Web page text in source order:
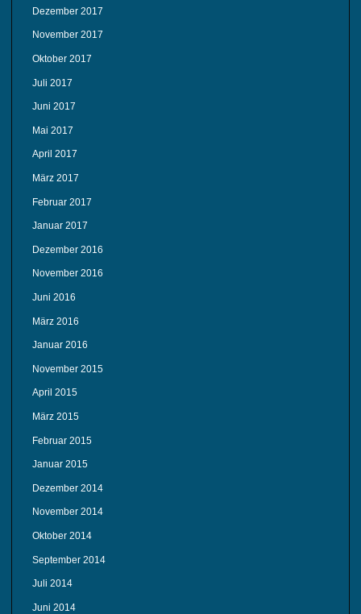
Dezember 2017
November 2017
Oktober 2017
Juli 2017
Juni 2017
Mai 2017
April 2017
März 2017
Februar 2017
Januar 2017
Dezember 2016
November 2016
Juni 2016
März 2016
Januar 2016
November 2015
April 2015
März 2015
Februar 2015
Januar 2015
Dezember 2014
November 2014
Oktober 2014
September 2014
Juli 2014
Juni 2014